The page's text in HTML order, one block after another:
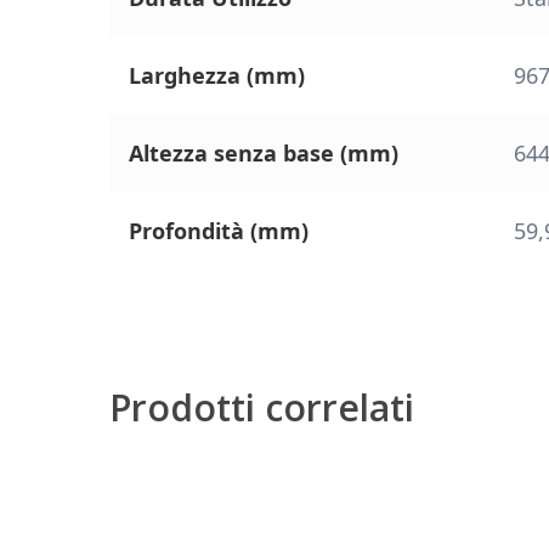
Larghezza (mm)
Altezza senza base (mm)
Profondità (mm)
Prodotti correlati